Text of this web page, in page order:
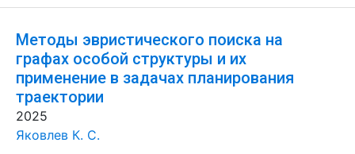
Методы эвристического поиска на
графах особой структуры и их
применение в задачах планирования
траектории
2025
Яковлев К. С.